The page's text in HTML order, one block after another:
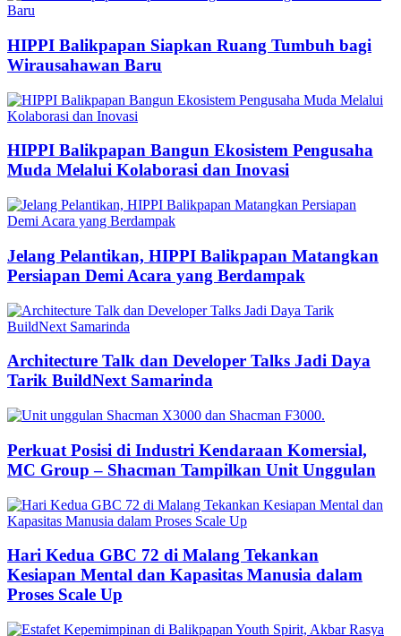
HIPPI Balikpapan Siapkan Ruang Tumbuh bagi
Wirausahawan Baru
HIPPI Balikpapan Bangun Ekosistem Pengusaha
Muda Melalui Kolaborasi dan Inovasi
Jelang Pelantikan, HIPPI Balikpapan Matangkan
Persiapan Demi Acara yang Berdampak
Architecture Talk dan Developer Talks Jadi Daya
Tarik BuildNext Samarinda
Perkuat Posisi di Industri Kendaraan Komersial,
MC Group – Shacman Tampilkan Unit Unggulan
Hari Kedua GBC 72 di Malang Tekankan
Kesiapan Mental dan Kapasitas Manusia dalam
Proses Scale Up